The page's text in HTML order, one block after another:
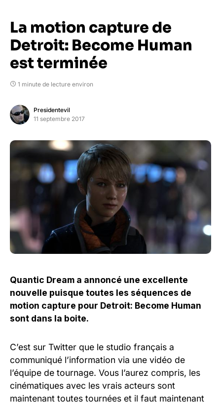
La motion capture de
Detroit: Become Human
est terminée
1 minute de lecture environ
Presidentevil
11 septembre 2017
Quantic Dream a annoncé une excellente
nouvelle puisque toutes les séquences de
motion capture pour Detroit: Become Human
sont dans la boite.
C’est sur Twitter que le studio français a
communiqué l’information via une vidéo de
l’équipe de tournage. Vous l’aurez compris, les
cinématiques avec les vrais acteurs sont
maintenant toutes tournées et il faut maintenant